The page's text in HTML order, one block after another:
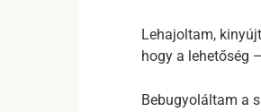
Lehajoltam,
hogy a lehetőség
Bebugyoláltam a